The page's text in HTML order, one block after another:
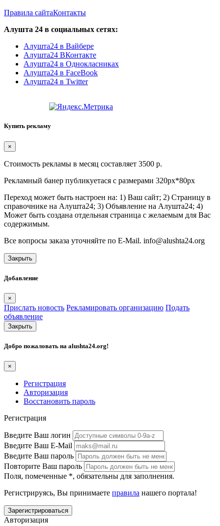
Правила сайтаКонтакты
Алушта 24 в социальных сетях:
Алушта24 в Вайбере
Алушта24 ВКонтакте
Алушта24 в Однокласниках
Алушта24 в FaceBook
Алушта24 в Twitter
Купить рекламу
×
Стоимость рекламы в месяц составляет 3500 р.
Рекламный банер публикуетася с размерами 320px*80px
Переход может быть настроен на: 1) Ваш сайт; 2) Страницу в
справочнике на Алушта24; 3) Объявление на Алушта24; 4)
Может быть создана отдельная страница с желаемым для Вас
содержимым.
Все вопросы заказа уточняйте по E-Mail. info@alushta24.org
Закрыть
Добавление
×
Прислать новость Рекламировать организацию Подать
объявление
Закрыть
Добро пожаловать на alushta24.org!
×
Регистрация
Авторизация
Восстановить пароль
Регистрация
Введите Ваш логин
Введите Ваш E-Mail
Введите Ваш пароль
Повторите Ваш пароль
Поля, помеченные *, обязательны для заполнения.
Регистрируясь, Вы принимаете правила нашего портала!
Авторизация